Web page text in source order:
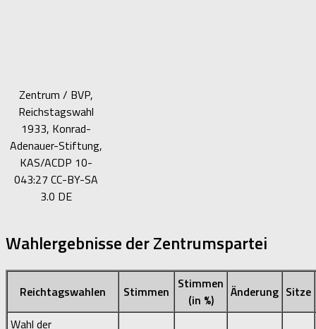
Zentrum / BVP,
Reichstagswahl
1933, Konrad-
Adenauer-Stiftung,
KAS/ACDP 10-
043:27 CC-BY-SA
3.0 DE
Wahlergebnisse der Zentrumspartei
Reichtagswahlen Stimmen Stimmen
(in %)
Änderung Sitze
Wahl der